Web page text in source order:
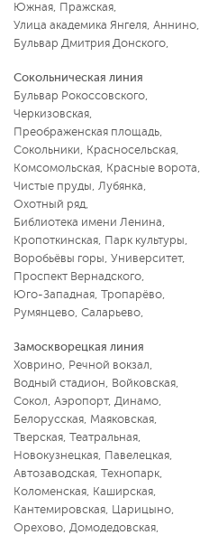
Южная, Пражская,
Улица академика Янгеля, Аннино,
Бульвар Дмитрия Донского,
Сокольническая линия
Бульвар Рокоссовского,
Черкизовская,
Преображенская площадь,
Сокольники, Красносельская,
Комсомольская, Красные ворота,
Чистые пруды, Лубянка,
Охотный ряд,
Библиотека имени Ленина,
Кропоткинская, Парк культуры,
Воробьёвы горы, Университет,
Проспект Вернадского,
Юго-Западная, Тропарёво,
Румянцево, Саларьево,
Замоскворецкая линия
Ховрино, Речной вокзал,
Водный стадион, Войковская,
Сокол, Аэропорт, Динамо,
Белорусская, Маяковская,
Тверская, Театральная,
Новокузнецкая, Павелецкая,
Автозаводская, Технопарк,
Коломенская, Каширская,
Кантемировская, Царицыно,
Орехово, Домодедовская,